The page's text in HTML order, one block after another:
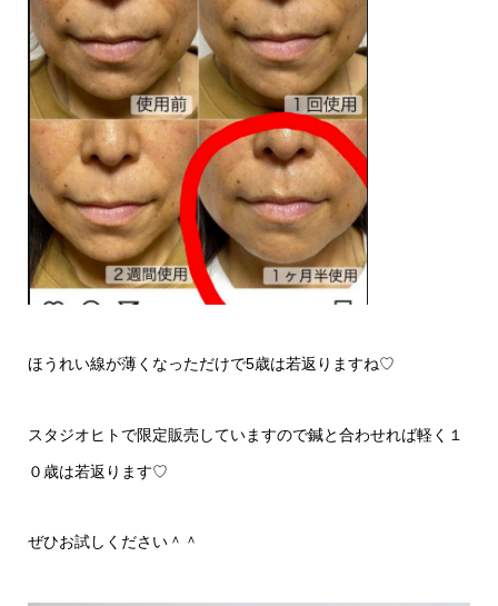
ほうれい線が薄くなっただけで5歳は若返りますね♡
スタジオヒトで限定販売していますので鍼と合わせれば軽く１
０歳は若返ります♡
ぜひお試しください＾＾